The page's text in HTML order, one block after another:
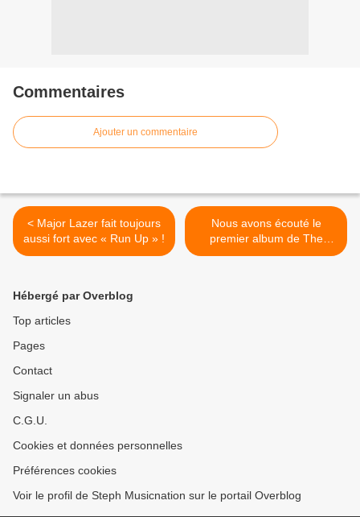
Commentaires
Ajouter un commentaire
< Major Lazer fait toujours
aussi fort avec « Run Up » !
Nous avons écouté le
premier album de The
Chainsmokers ! >
Hébergé par Overblog
Top articles
Pages
Contact
Signaler un abus
C.G.U.
Cookies et données personnelles
Préférences cookies
Voir le profil de Steph Musicnation sur le portail Overblog